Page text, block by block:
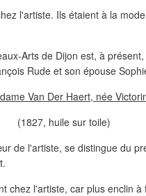
l'artiste. Ils étaient à la
Van Der Haert, née
(1827, huile sur toile)
de l'artiste, se distingue du
chez l'artiste, car plus enclin